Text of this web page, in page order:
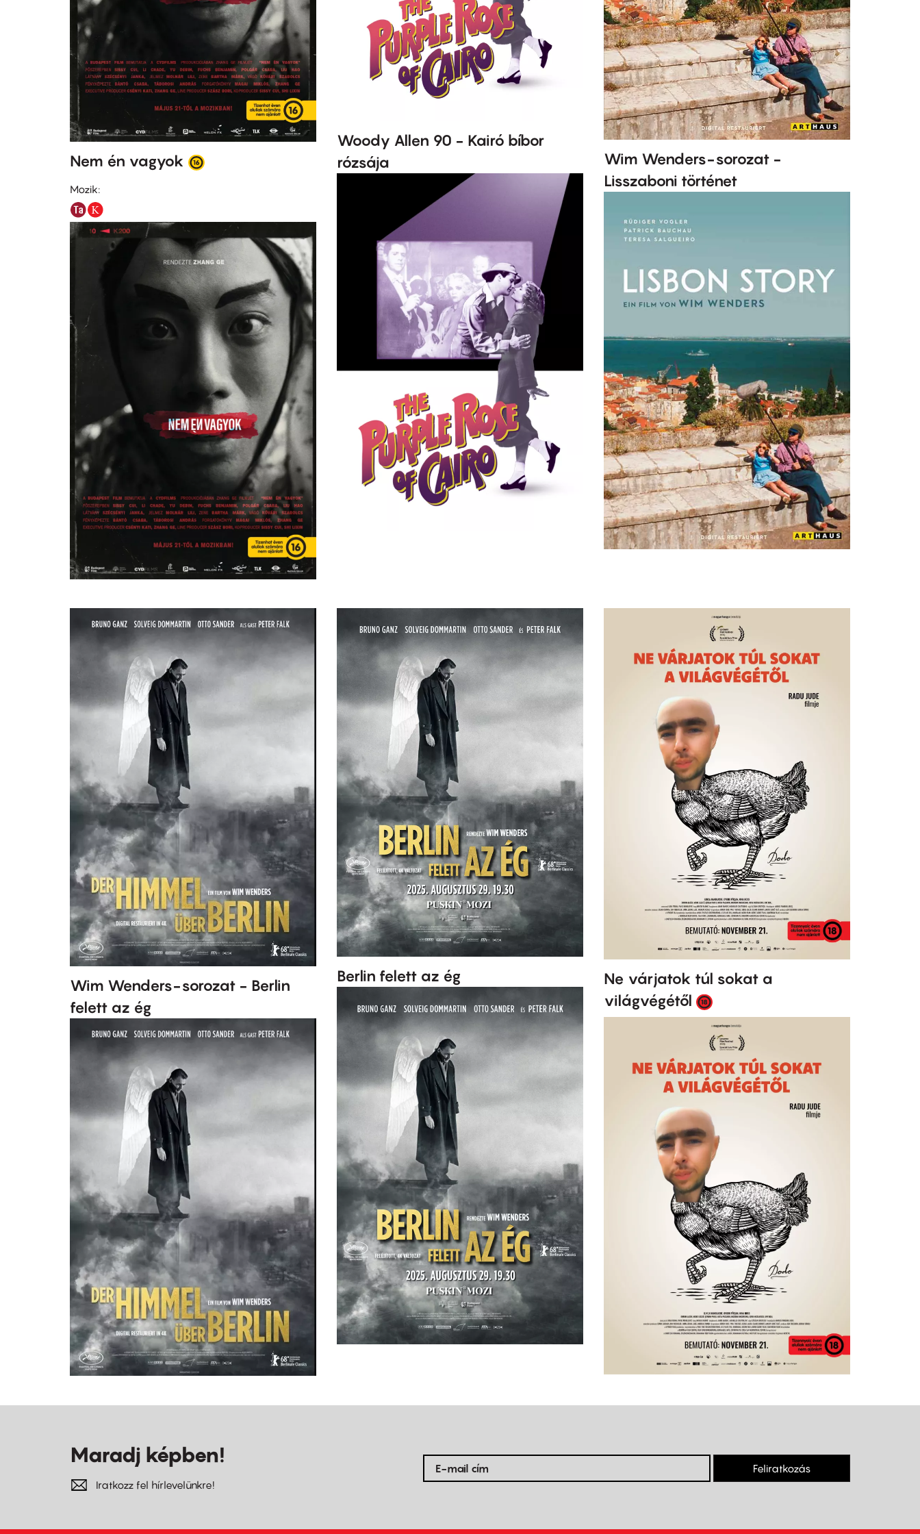
Nem én vagyok
Mozik:
Woody Allen 90 - Kairó bíbor
rózsája
Wim Wenders-sorozat -
Lisszaboni történet
Wim Wenders-sorozat - Berlin
felett az ég
Berlin felett az ég
Ne várjatok túl sokat a
világvégétől
Maradj képben!
Iratkozz fel hírlevelünkre!
Feliratkozás